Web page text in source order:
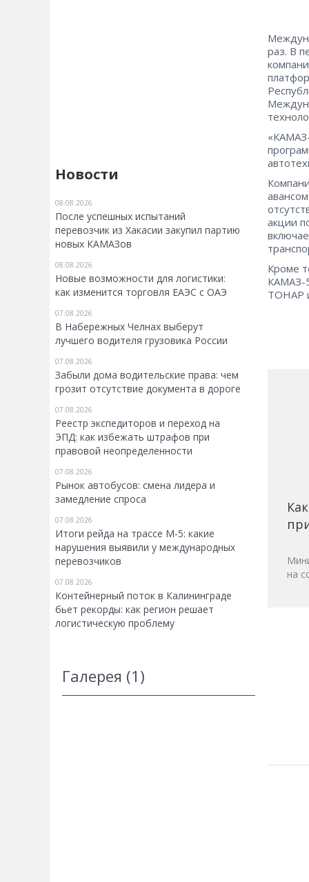
Новости
08.08.2026
После успешных испытаний
перевозчик из Хакасии закупил партию
новых КАМАЗов
08.08.2026
Новые возможности для логистики:
как изменится торговля ЕАЭС с ОАЭ
07.08.2026
В Набережных Челнах выберут
лучшего водителя грузовика России
07.08.2026
Забыли дома водительские права: чем
грозит отсутствие документа в дороге
07.08.2026
Реестр экспедиторов и переход на
ЭПД: как избежать штрафов при
правовой неопределенности
07.08.2026
Рынок автобусов: смена лидера и
замедление спроса
07.08.2026
Итоги рейда на трассе М-5: какие
нарушения выявили у международных
перевозчиков
07.08.2026
Контейнерный поток в Калининграде
бьет рекорды: как регион решает
логистическую проблему
Галерея (1)
раз. В
акции
Кроме
КАМАЗ-
ТОНАР
на